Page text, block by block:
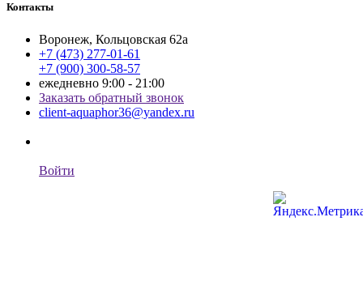
Контакты
Воронеж, Кольцовская 62а
+7 (473) 277-01-61
+7 (900) 300-58-57
ежедневно 9:00 - 21:00
Заказать обратный звонок
client-aquaphor36@yandex.ru
Войти